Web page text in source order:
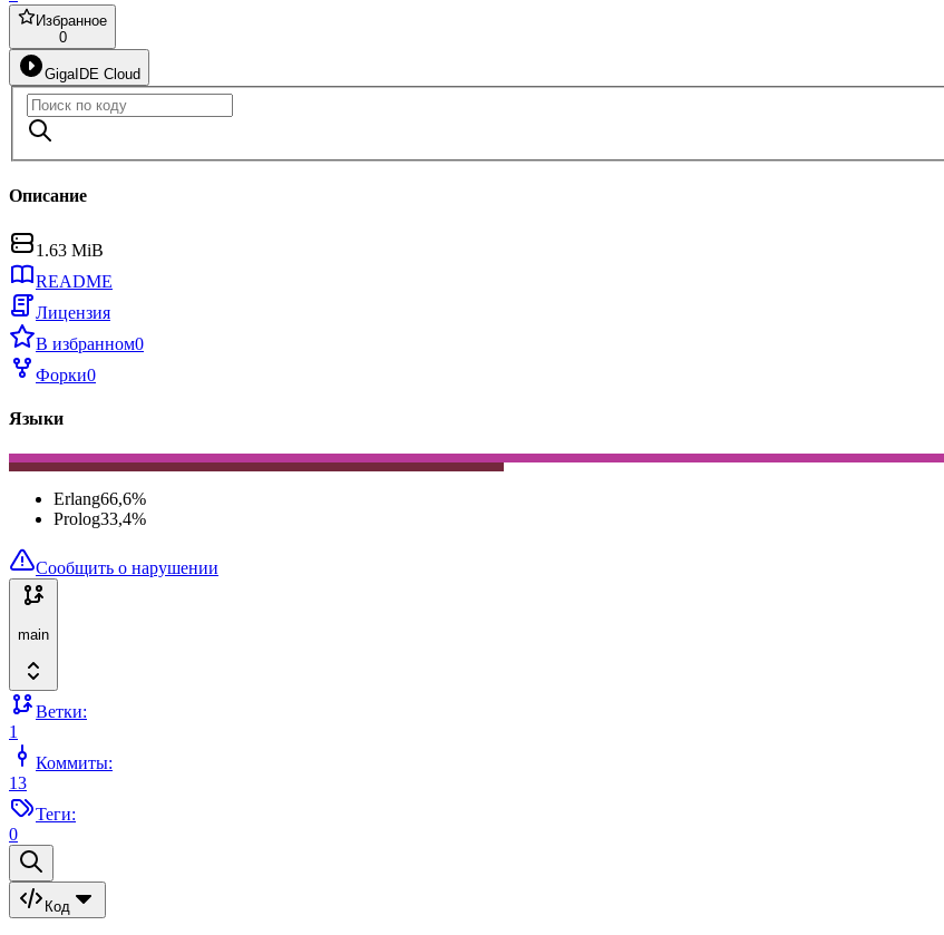
Избранное
0
GigaIDE Cloud
Описание
1.63 MiB
README
Лицензия
В избранном0
Форки0
Языки
Erlang66,6%
Prolog33,4%
Сообщить о нарушении
main
Ветки:
1
Коммиты:
13
Теги:
0
Код